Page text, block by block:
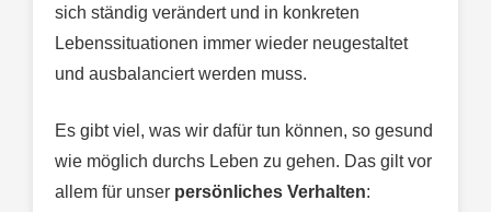
sich ständig verändert und in konkreten
Lebenssituationen immer wieder neugestaltet
und ausbalanciert werden muss.
Es gibt viel, was wir dafür tun können, so gesund
wie möglich durchs Leben zu gehen. Das gilt vor
allem für unser persönliches Verhalten: